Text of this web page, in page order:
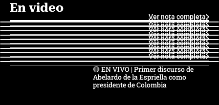
En video
Ver nota completa
Ver nota completa
Ver nota completa
Ver nota completa
Ver nota completa
Ver nota completa
Ver nota completa
Ver nota completa
Ver nota completa
Ver nota completa
🔴 EN VIVO | Primer discurso de
Abelardo de la Espriella como
presidente de Colombia